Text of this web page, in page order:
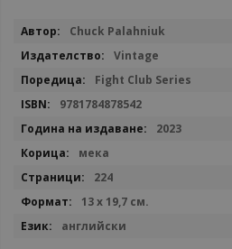
Повече
Chuck Palahniuk
Vintage
Fight Club Series
9781784878542
2023
мека
224
13 х 19,7 см.
английски